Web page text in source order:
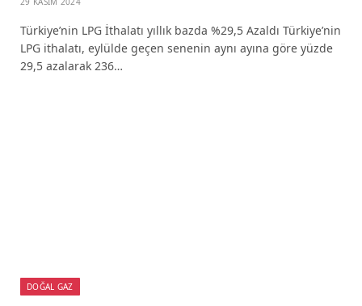
Türkiye’nin LPG İthalatı yıllık bazda %29,5 Azaldı Türkiye’nin
LPG ithalatı, eylülde geçen senenin aynı ayına göre yüzde
29,5 azalarak 236…
DOĞAL GAZ